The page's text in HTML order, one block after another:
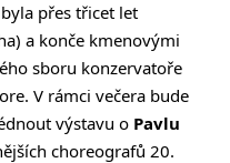
přes třicet let
a konče kmenovými
sboru konzervatoře
V rámci večera bude
výstavu o Pavlu
choreografů 20.